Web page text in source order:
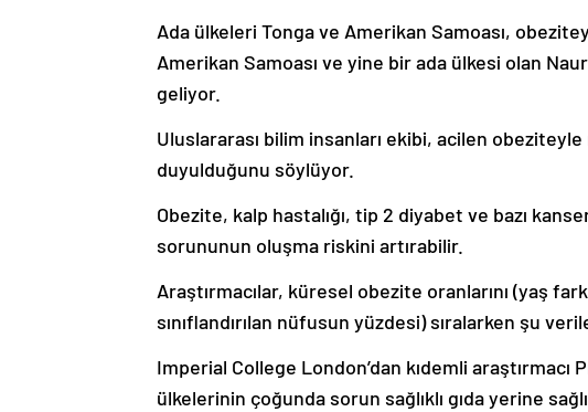
Ada ülkeleri Tonga ve Amerikan Samoası,
Amerikan Samoası ve yine bir ada ülkesi olan
geliyor.
Uluslararası bilim insanları ekibi, acilen
duyulduğunu söylüyor.
Obezite, kalp hastalığı, tip 2 diyabet ve bazı
sorununun oluşma riskini artırabilir.
Araştırmacılar, küresel obezite oranlarını (yaş
sınıflandırılan nüfusun yüzdesi) sıralarken şu
Imperial College London’dan kıdemli araştırmacı
ülkelerinin çoğunda sorun sağlıklı gıda yerine